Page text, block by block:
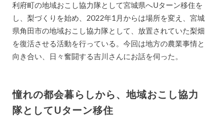
利府町の地域おこし協力隊として宮城県へUターン移住を
し、梨づくりを始め、2022年1月からは場所を変え、宮城
県角田市の地域おこし協力隊として、放置されていた梨畑
を復活させる活動を行っている。今回は地方の農業事情と
向き合い、日々奮闘する吉川さんにお話を伺った。
憧れの都会暮らしから、地域おこし協力
隊としてUターン移住